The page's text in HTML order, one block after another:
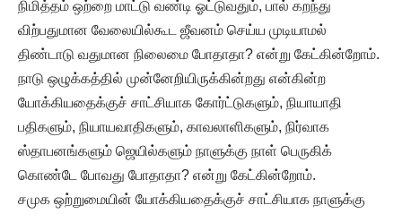
நிமித்தம் ஒற்றை மாட்டு வண்டி ஓட்டுவதும், பால் கறந்து
விற்பதுமான வேலையில்கூட ஜீவனம் செய்ய முடியாமல்
திண்டாடு வதுமான நிலைமை போதாதா? என்று கேட்கின்றோம்.
நாடு ஒழுக்கத்தில் முன்னேறியிருக்கின்றது என்கின்ற
யோக்கியதைக்குச் சாட்சியாக கோர்ட்டுகளும், நியாயாதி
பதிகளும், நியாயவாதிகளும், காவலாளிகளும், நிர்வாக
ஸ்தாபனங்களும் ஜெயில்களும் நாளுக்கு நாள் பெருகிக்
கொண்டே போவது போதாதா? என்று கேட்கின்றோம்.
சமுக ஒற்றுமையின் யோக்கியதைக்குச் சாட்சியாக நாளுக்கு